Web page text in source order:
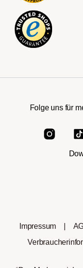
Folge uns für
Impressum